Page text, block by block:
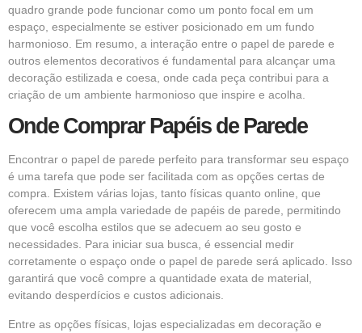
quadro grande pode funcionar como um ponto focal em um
espaço, especialmente se estiver posicionado em um fundo
harmonioso. Em resumo, a interação entre o papel de parede e
outros elementos decorativos é fundamental para alcançar uma
decoração estilizada e coesa, onde cada peça contribui para a
criação de um ambiente harmonioso que inspire e acolha.
Onde Comprar Papéis de Parede
Encontrar o papel de parede perfeito para transformar seu espaço
é uma tarefa que pode ser facilitada com as opções certas de
compra. Existem várias lojas, tanto físicas quanto online, que
oferecem uma ampla variedade de papéis de parede, permitindo
que você escolha estilos que se adecuem ao seu gosto e
necessidades. Para iniciar sua busca, é essencial medir
corretamente o espaço onde o papel de parede será aplicado. Isso
garantirá que você compre a quantidade exata de material,
evitando desperdícios e custos adicionais.
Entre as opções físicas, lojas especializadas em decoração e